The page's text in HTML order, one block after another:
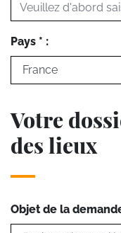
Pays * :
Votre
des lieux
Objet de la